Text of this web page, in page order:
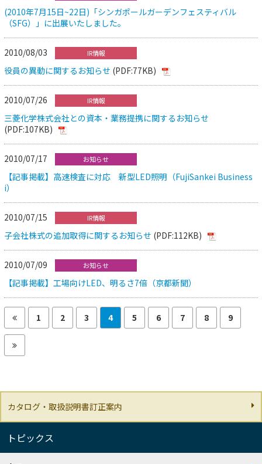
(2010年7月15日~22日)「シンガポールガーデンフェスティバル
（SFG）」に出展いたしました。
2010/08/03 IR情報
役員の異動に関するお知らせ (PDF:77KB)
2010/07/26 IR情報
三菱化学株式会社との資本・業務提携に関するお知らせ
(PDF:107KB)
2010/07/17 お知らせ
【記事掲載】高速検査に対応 新型LED照明（FujiSankei Business
i）
2010/07/15 IR情報
子会社株式の追加取得に関するお知らせ (PDF:112KB)
2010/07/09 お知らせ
【記事掲載】工場向けLED、明るさ7倍（京都新聞）
1 2 3 4 5 6 7 8 9
カタログ・取扱説明書訂正案内
トピックス